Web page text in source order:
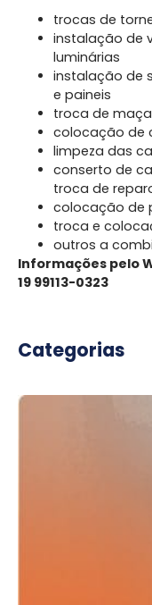
trocas de
instalação de
luminárias
instalação de
e paineis
troca de
colocação de
limpeza das
conserto de
troca de
colocação de
troca e
outros a
Informações pelo
19 99113-0323
Categorias